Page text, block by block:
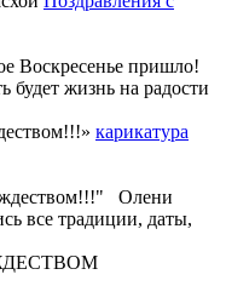
Воскресенье пришло!
будет жизнь на радости
карикатура
Олени
все традиции, даты,